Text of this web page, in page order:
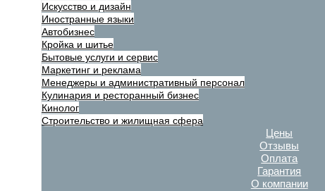
Искусство и дизайн
Иностранные языки
Автобизнес
Кройка и шитье
Бытовые услуги и сервис
Маркетинг и реклама
Менеджеры и административный персонал
Кулинария и ресторанный бизнес
Кинолог
Строительство и жилищная сфера
Цены
Отзывы
Оплата
Гарантия
О компании